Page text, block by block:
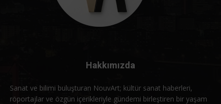
Hakkımızda
Sanat ve bilimi buluşturan NouvArt; kültür sanat haberleri,
röportajlar ve özgün içerikleriyle gündemi birleştiren bir yaşam